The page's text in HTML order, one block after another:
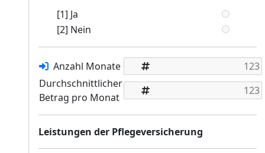
[1] Ja
[2] Nein
Anzahl Monate
Durchschnittlicher
Betrag pro Monat
Leistungen der Pflegeversicherung